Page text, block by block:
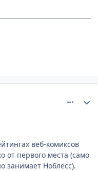
веб-комиксов
от первого места (само
занимает Ноблесс).